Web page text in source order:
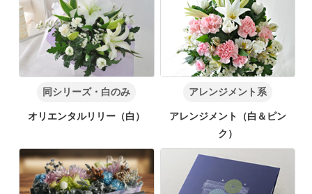
同シリーズ・白のみ
オリエンタルリリー（白）
アレンジメント系
アレンジメント（白＆ピン
ク）